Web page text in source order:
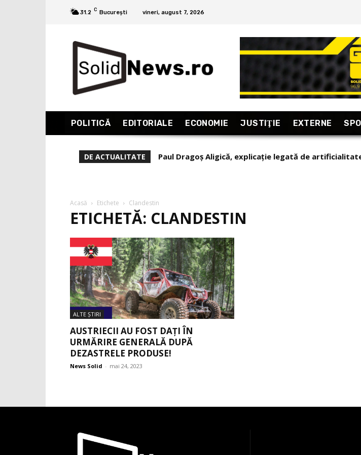
31.2 C București vineri, august 7, 2026
POLITICĂ EDITORIALE ECONOMIE JUSTIŢIE EXTERNE
DE ACTUALITATE
Paul Dragoș Aligică, explicație legată de
Acasă Etichete Clandestin
ETICHETĂ: CLANDESTIN
ALTE ŞTIRI
AUSTRIECII AU FOST DAȚI ÎN
URMĂRIRE GENERALĂ DUPĂ
DEZASTRELE PRODUSE!
News Solid - mai 24, 2023